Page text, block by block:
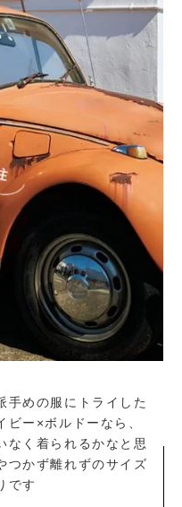
手めの服にトライした
ビー×ボルドーなら、
なく着られるかなと思
つかず離れずのサイズ
です